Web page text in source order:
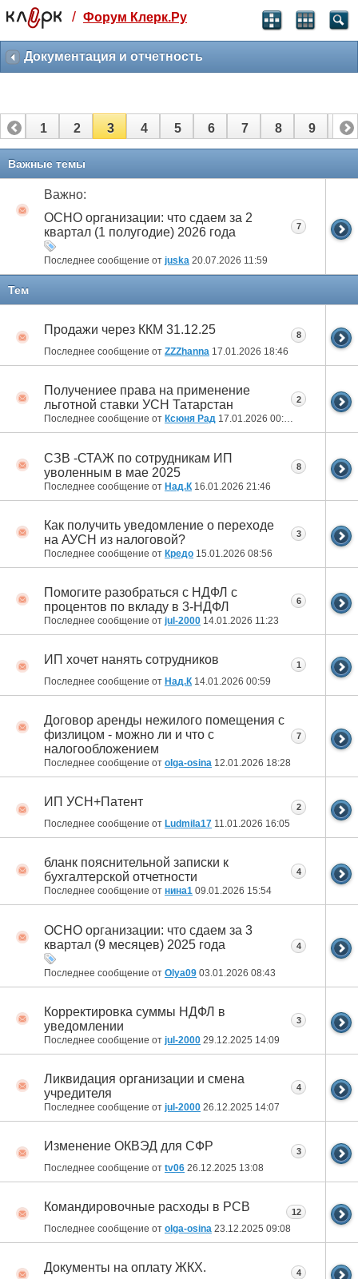
Святые угодники, Клерк без рекламы
прекрасен:)
3 месяца
259
-10%
полгода
499 ₽
Отмена
/ Форум Клерк.Ру
Документация и отчетность
1 2 3 4 5 6 7 8 9 10
11 12
Важные темы
Важно:
ОСНО организации: что сдаем за 2
квартал (1 полугодие) 2026 года
Последнее сообщение от juska 20.07.2026 11:59
7
Тем
Продажи через ККМ 31.12.25
Последнее сообщение от ZZZhanna 17.01.2026 18:46
8
Получениее права на применение
льготной ставки УСН Татарстан
Последнее сообщение от Ксюня Рад 17.01.2026 00:33
2
СЗВ -СТАЖ по сотрудникам ИП
уволенным в мае 2025
Последнее сообщение от Над.К 16.01.2026 21:46
8
Как получить уведомление о переходе
на АУСН из налоговой?
Последнее сообщение от Кредо 15.01.2026 08:56
3
Помогите разобраться с НДФЛ с
процентов по вкладу в 3-НДФЛ
Последнее сообщение от jul-2000 14.01.2026 11:23
6
ИП хочет нанять сотрудников
Последнее сообщение от Над.К 14.01.2026 00:59
1
Договор аренды нежилого помещения с
физлицом - можно ли и что с
налогообложением
Последнее сообщение от olga-osina 12.01.2026 18:28
7
ИП УСН+Патент
Последнее сообщение от Ludmila17 11.01.2026 16:05
2
бланк пояснительной записки к
бухгалтерской отчетности
Последнее сообщение от нина1 09.01.2026 15:54
4
ОСНО организации: что сдаем за 3
квартал (9 месяцев) 2025 года
Последнее сообщение от Olya09 03.01.2026 08:43
4
Корректировка суммы НДФЛ в
уведомлении
Последнее сообщение от jul-2000 29.12.2025 14:09
3
Ликвидация организации и смена
учредителя
Последнее сообщение от jul-2000 26.12.2025 14:07
4
Изменение ОКВЭД для СФР
Последнее сообщение от tv06 26.12.2025 13:08
3
Командировочные расходы в РСВ
Последнее сообщение от olga-osina 23.12.2025 09:08
12
Документы на оплату ЖКХ. 4